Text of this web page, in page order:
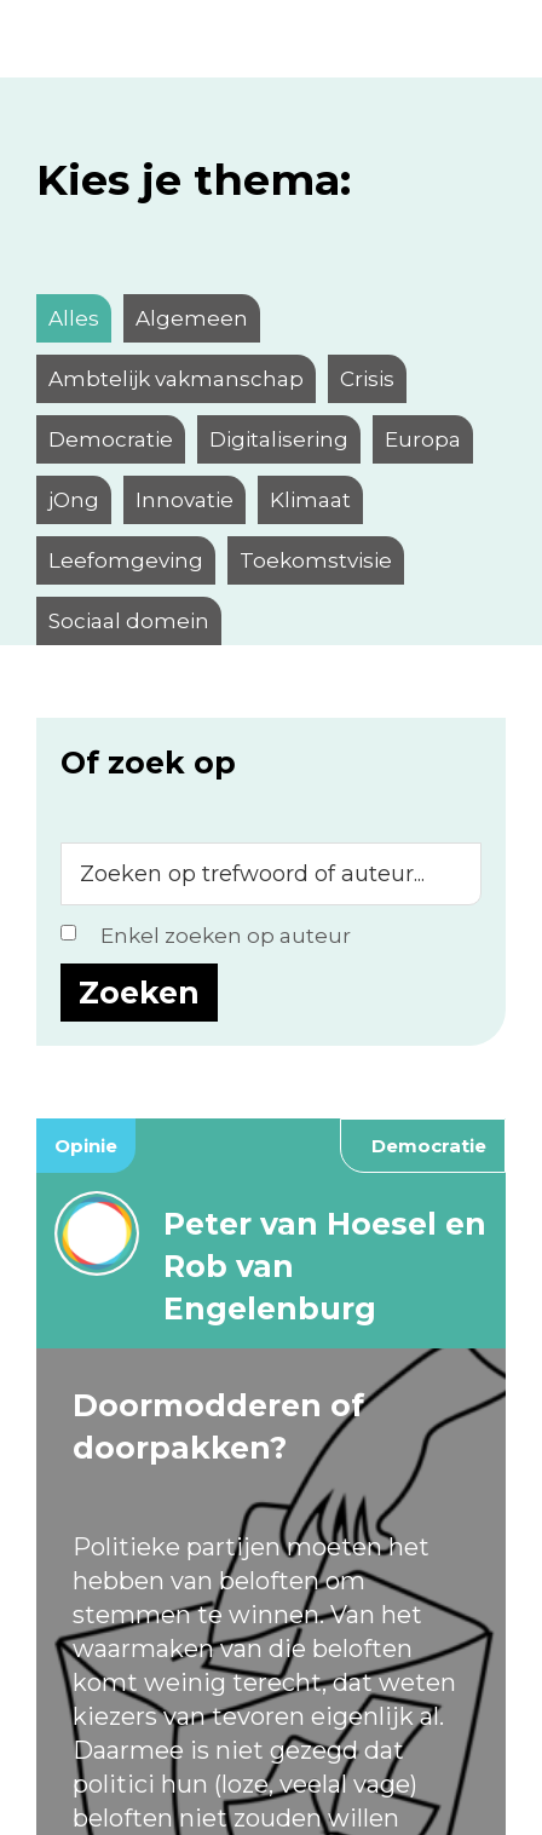
Kies je thema:
Alles Algemeen
Ambtelijk vakmanschap Crisis
Democratie Digitalisering Europa
jOng Innovatie Klimaat
Leefomgeving Toekomstvisie
Sociaal domein
Of zoek op
op
trefwoord
of
auteur...
Enkel zoeken op auteur
Opinie Democratie
Peter van Hoesel en
Rob van
Engelenburg
Doormodderen of
doorpakken?
Politieke partijen moeten het
hebben van beloften om
stemmen te winnen. Van het
waarmaken van die beloften
komt weinig terecht, dat weten
kiezers van tevoren eigenlijk al.
Daarmee is niet gezegd dat
politici hun (loze, veelal vage)
beloften niet zouden willen